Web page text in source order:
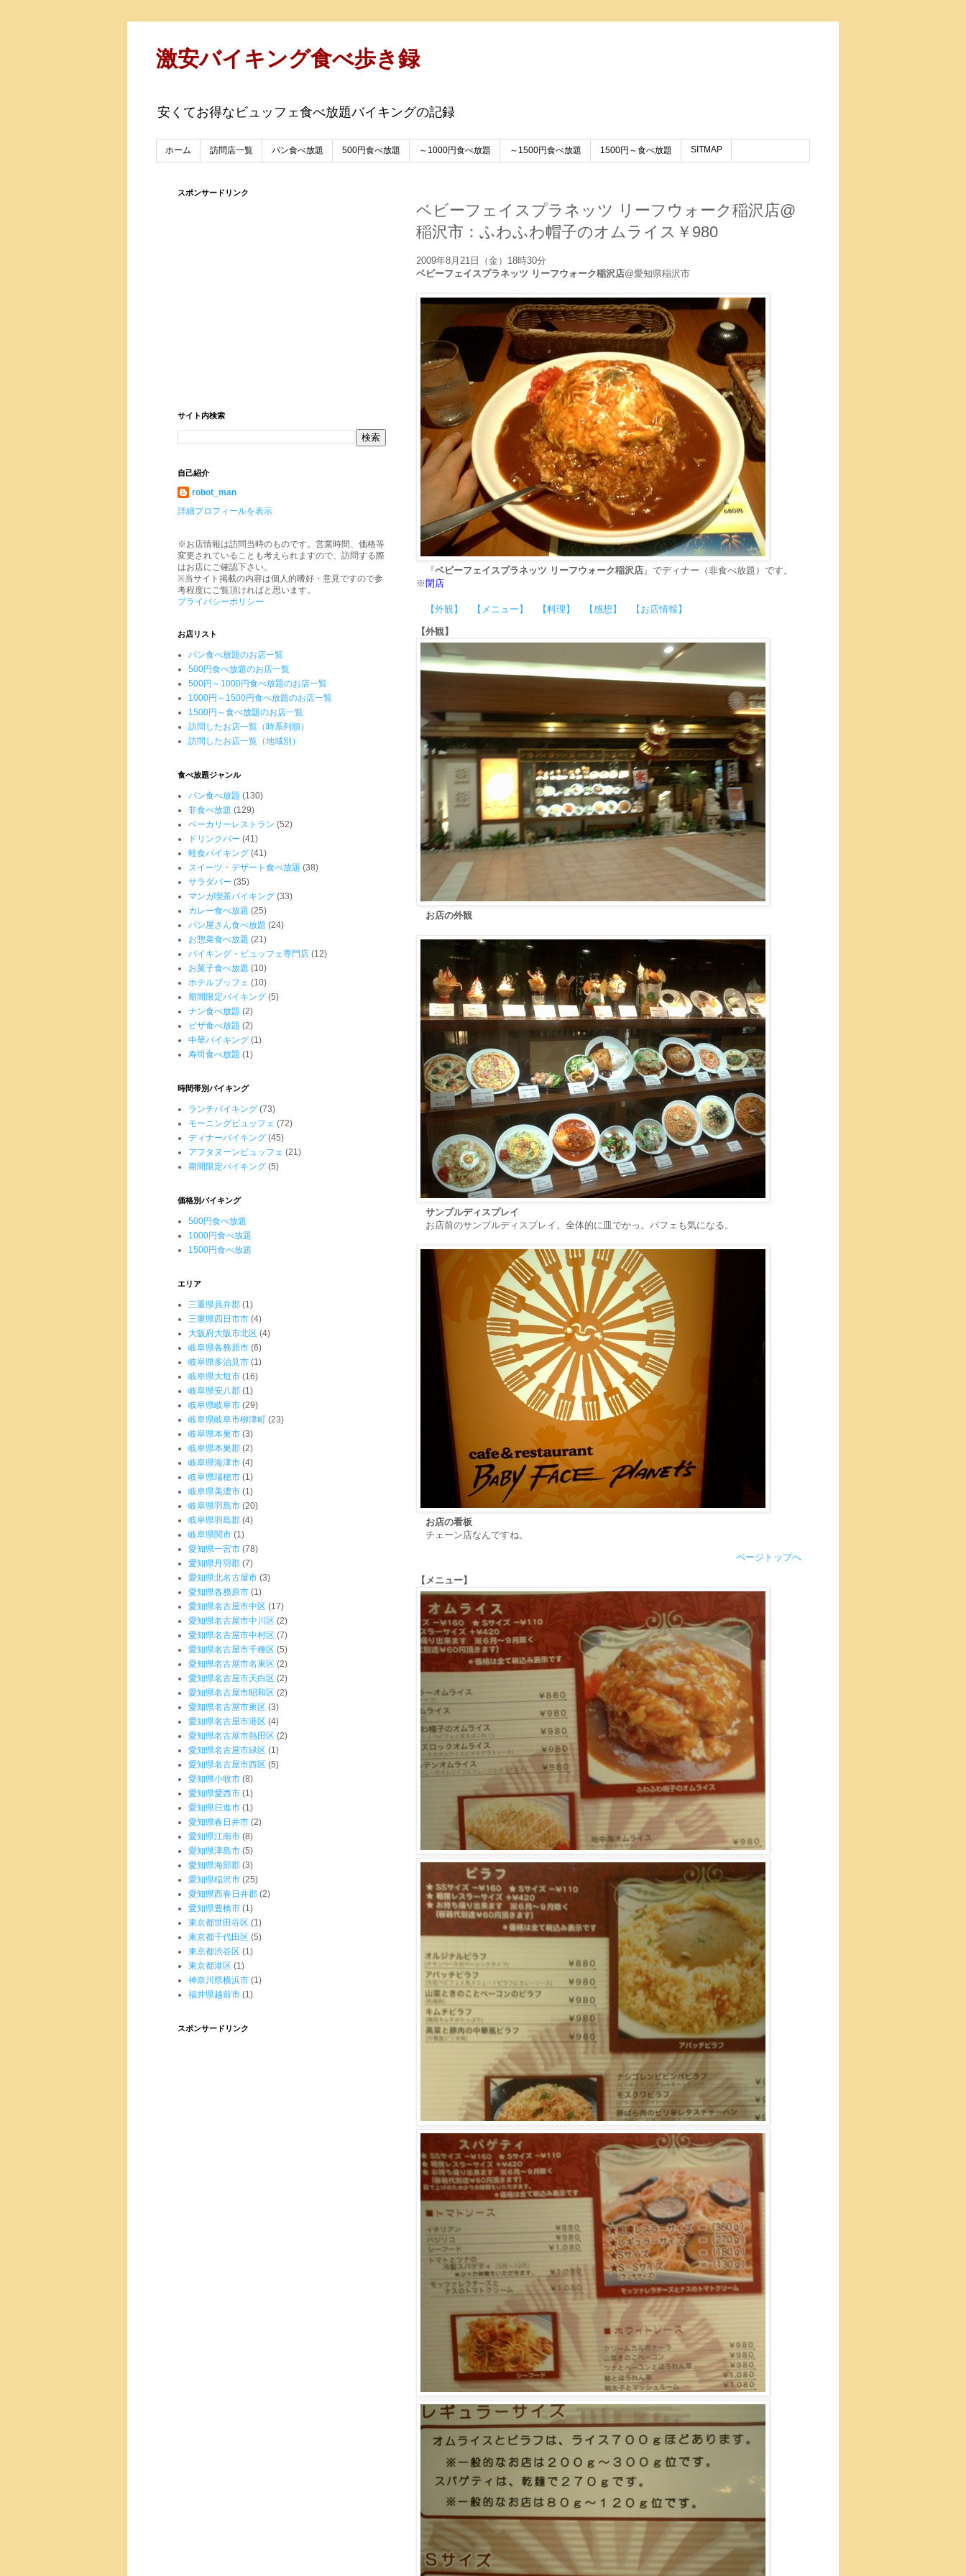
激安バイキング食べ歩き録
安くてお得なビュッフェ食べ放題バイキングの記録
ホーム 訪問店一覧 パン食べ放題 500円食べ放題 ～1000円食べ放題 ～1500円食べ放題 1500円～食べ放題 SITMAP
ベビーフェイスプラネッツ リーフウォーク稲沢店@
稲沢市：ふわふわ帽子のオムライス￥980
2009年8月21日（金）18時30分
ベビーフェイスプラネッツ リーフウォーク稲沢店@愛知県稲沢市
『ベビーフェイスプラネッツ リーフウォーク稲沢店』でディナー（非食べ放題）です。
※ 閉店
【外観】 【メニュー】 【料理】 【感想】 【お店情報】
【外観】
お店の外観
サンプルディスプレイ
お店前のサンプルディスプレイ。全体的に皿でかっ。パフェも気になる。
お店の看板
チェーン店なんですね。
ページトップへ
【メニュー】
スポンサードリンク
サイト内検索
自己紹介
robot_man
詳細プロフィールを表示
※お店情報は訪問当時のものです。営業時間、価格等
変更されていることも考えられますので、訪問する際
はお店にご確認下さい。
※当サイト掲載の内容は個人的嗜好・意見ですので参
考程度にご覧頂ければと思います。
プライバシーポリシー
お店リスト
パン食べ放題のお店一覧
500円食べ放題のお店一覧
500円～1000円食べ放題のお店一覧
1000円～1500円食べ放題のお店一覧
1500円～食べ放題のお店一覧
訪問したお店一覧（時系列順）
訪問したお店一覧（地域別）
食べ放題ジャンル
パン食べ放題 (130)
非食べ放題 (129)
ベーカリーレストラン (52)
ドリンクバー (41)
軽食バイキング (41)
スイーツ・デザート食べ放題 (38)
サラダバー (35)
マンガ喫茶バイキング (33)
カレー食べ放題 (25)
パン屋さん食べ放題 (24)
お惣菜食べ放題 (21)
バイキング・ビュッフェ専門店 (12)
お菓子食べ放題 (10)
ホテルブッフェ (10)
期間限定バイキング (5)
ナン食べ放題 (2)
ピザ食べ放題 (2)
中華バイキング (1)
寿司食べ放題 (1)
時間帯別バイキング
ランチバイキング (73)
モーニングビュッフェ (72)
ディナーバイキング (45)
アフタヌーンビュッフェ (21)
期間限定バイキング (5)
価格別バイキング
500円食べ放題
1000円食べ放題
1500円食べ放題
エリア
三重県員弁郡 (1)
三重県四日市市 (4)
大阪府大阪市北区 (4)
岐阜県各務原市 (6)
岐阜県多治見市 (1)
岐阜県大垣市 (16)
岐阜県安八郡 (1)
岐阜県岐阜市 (29)
岐阜県岐阜市柳津町 (23)
岐阜県本巣市 (3)
岐阜県本巣郡 (2)
岐阜県海津市 (4)
岐阜県瑞穂市 (1)
岐阜県美濃市 (1)
岐阜県羽島市 (20)
岐阜県羽島郡 (4)
岐阜県関市 (1)
愛知県一宮市 (78)
愛知県丹羽郡 (7)
愛知県北名古屋市 (3)
愛知県各務原市 (1)
愛知県名古屋市中区 (17)
愛知県名古屋市中川区 (2)
愛知県名古屋市中村区 (7)
愛知県名古屋市千種区 (5)
愛知県名古屋市名東区 (2)
愛知県名古屋市天白区 (2)
愛知県名古屋市昭和区 (2)
愛知県名古屋市東区 (3)
愛知県名古屋市港区 (4)
愛知県名古屋市熱田区 (2)
愛知県名古屋市緑区 (1)
愛知県名古屋市西区 (5)
愛知県小牧市 (8)
愛知県愛西市 (1)
愛知県日進市 (1)
愛知県春日井市 (2)
愛知県江南市 (8)
愛知県津島市 (5)
愛知県海部郡 (3)
愛知県稲沢市 (25)
愛知県西春日井郡 (2)
愛知県豊橋市 (1)
東京都世田谷区 (1)
東京都千代田区 (5)
東京都渋谷区 (1)
東京都港区 (1)
神奈川県横浜市 (1)
福井県越前市 (1)
スポンサードリンク